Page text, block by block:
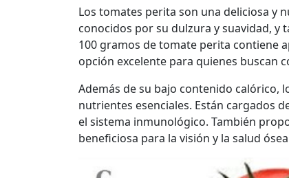
Los tomates perita son una deliciosa y
conocidos por su dulzura y suavidad,
100 gramos de tomate perita contiene
opción excelente para quienes buscan
Además de su bajo contenido calórico,
nutrientes esenciales. Están cargados
el sistema inmunológico. También
beneficiosa para la visión y la salud